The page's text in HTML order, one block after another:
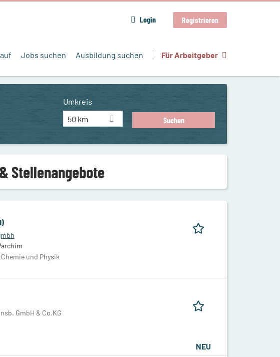
Login Registrieren
Jobs suchen Ausbildung suchen Für Arbeitgeber
Umkreis
50 km
Stellenangebote
und Physik
GmbH & Co.KG
NEU